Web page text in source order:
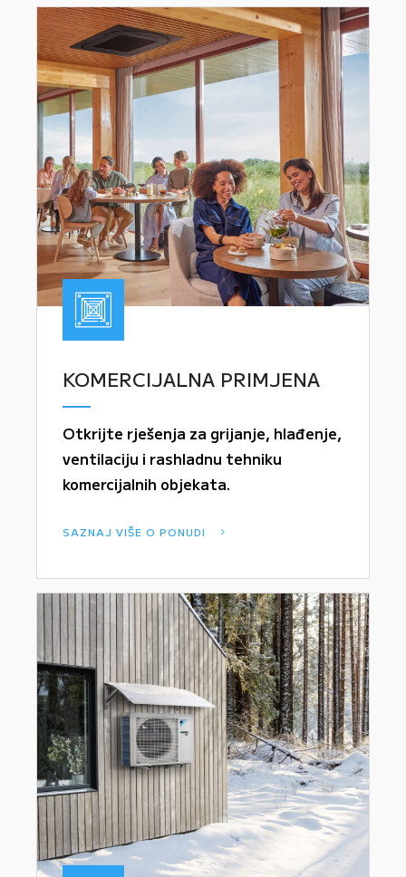
KOMERCIJALNA PRIMJENA
Otkrijte rješenja za grijanje, hlađenje,
ventilaciju i rashladnu tehniku
komercijalnih objekata.
SAZNAJ VIŠE O PONUDI